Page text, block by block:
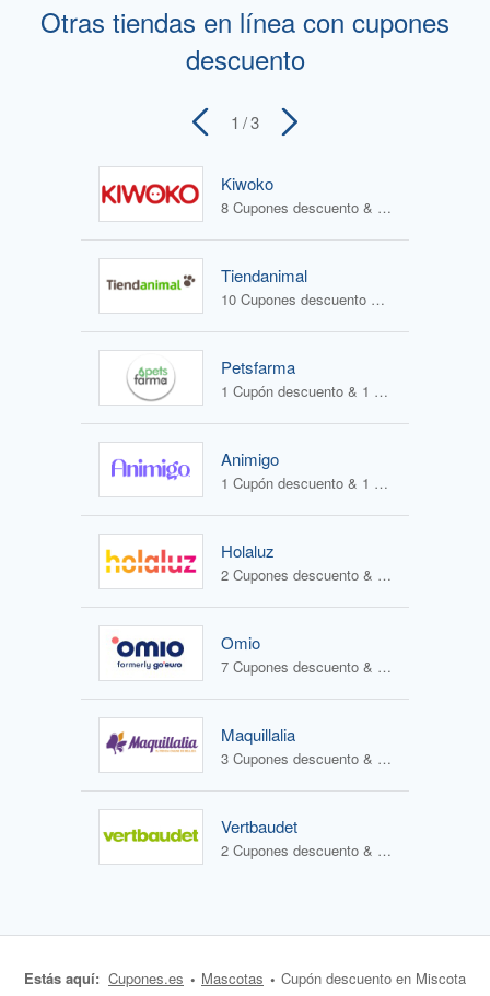
Otras tiendas en línea con cupones
descuento
1 / 3
Kiwoko
8 Cupones descuento & 0 Ofertas
Tiendanimal
10 Cupones descuento & 0 Ofertas
Petsfarma
1 Cupón descuento & 1 Oferta
Animigo
1 Cupón descuento & 1 Oferta
Holaluz
2 Cupones descuento & 0 Ofertas
Omio
7 Cupones descuento & 0 Ofertas
Maquillalia
3 Cupones descuento & 2 Ofertas
Vertbaudet
2 Cupones descuento & 2 Ofertas
Estás aquí: Cupones.es Mascotas Cupón descuento en Miscota